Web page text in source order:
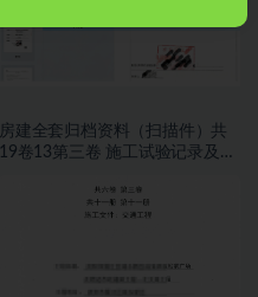
房建全套归档资料（扫描件）共
19卷13第三卷 施工试验记录及检